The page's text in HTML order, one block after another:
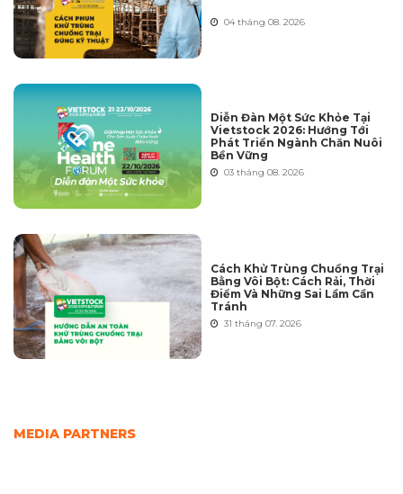
04 tháng 08. 2026
Diễn Đàn Một Sức Khỏe Tại
Vietstock 2026: Hướng Tới
Phát Triển Ngành Chăn Nuôi
Bền Vững
03 tháng 08. 2026
Cách Khử Trùng Chuồng Trại
Bằng Vôi Bột: Cách Rải, Thời
Điểm Và Những Sai Lầm Cần
Tránh
31 tháng 07. 2026
MEDIA PARTNERS